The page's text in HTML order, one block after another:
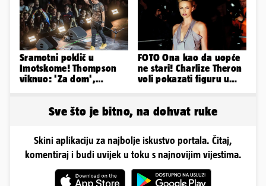
Sramotni poklič u
Imotskome! Thompson
viknuo: 'Za dom',
FOTO Ona kao da uopće
ne stari! Charlize Theron
voli pokazati figuru u
Sve što je bitno, na dohvat ruke
Skini aplikaciju za najbolje iskustvo portala. Čitaj,
komentiraj i budi uvijek u toku s najnovijim vijestima.